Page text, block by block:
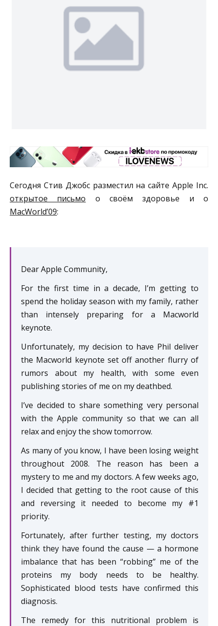
Сегодня Стив Джобс разместил на сайте Apple Inc.
открытое письмо о своём здоровье и о
MacWorld’09:
Dear Apple Community,
For the first time in a decade, I’m getting to
spend the holiday season with my family, rather
than intensely preparing for a Macworld
keynote.
Unfortunately, my decision to have Phil deliver
the Macworld keynote set off another flurry of
rumors about my health, with some even
publishing stories of me on my deathbed.
I’ve decided to share something very personal
with the Apple community so that we can all
relax and enjoy the show tomorrow.
As many of you know, I have been losing weight
throughout 2008. The reason has been a
mystery to me and my doctors. A few weeks ago,
I decided that getting to the root cause of this
and reversing it needed to become my #1
priority.
Fortunately, after further testing, my doctors
think they have found the cause — a hormone
imbalance that has been “robbing” me of the
proteins my body needs to be healthy.
Sophisticated blood tests have confirmed this
diagnosis.
The remedy for this nutritional problem is